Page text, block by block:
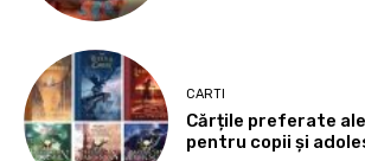
CARTI
Cărțile preferate
pentru copii și